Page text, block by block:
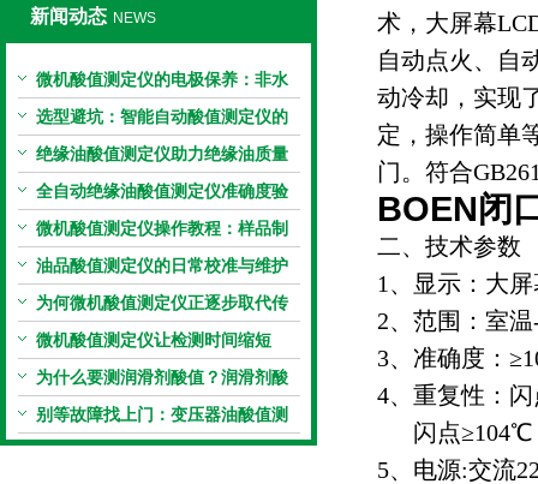
新闻动态 NEWS
微机酸值测定仪的电极保养：非水
电极的清洗与活化方法
选型避坑：智能自动酸值测定仪的
加热功率与萃取时间关系
绝缘油酸值测定仪助力绝缘油质量
把控，降低设备故障
全自动绝缘油酸值测定仪准确度验
证：标准物质标定步骤
微机酸值测定仪操作教程：样品制
备、参数设置与结果解读
油品酸值测定仪的日常校准与维护
流程
为何微机酸值测定仪正逐步取代传
统手动滴定法？
微机酸值测定仪让检测时间缩短
50%
为什么要测润滑剂酸值？润滑剂酸
值测定法告诉你答案
别等故障找上门：变压器油酸值测
试仪的预警功能
术，大屏幕
自动点火、自
动冷却，实现
定，操作简单
门。符合
BOEN闭
二、技术参数
1、显示：大
2、范围：室
3、准确度：
4、重复性：
闪点≥104℃
5、电源:交流